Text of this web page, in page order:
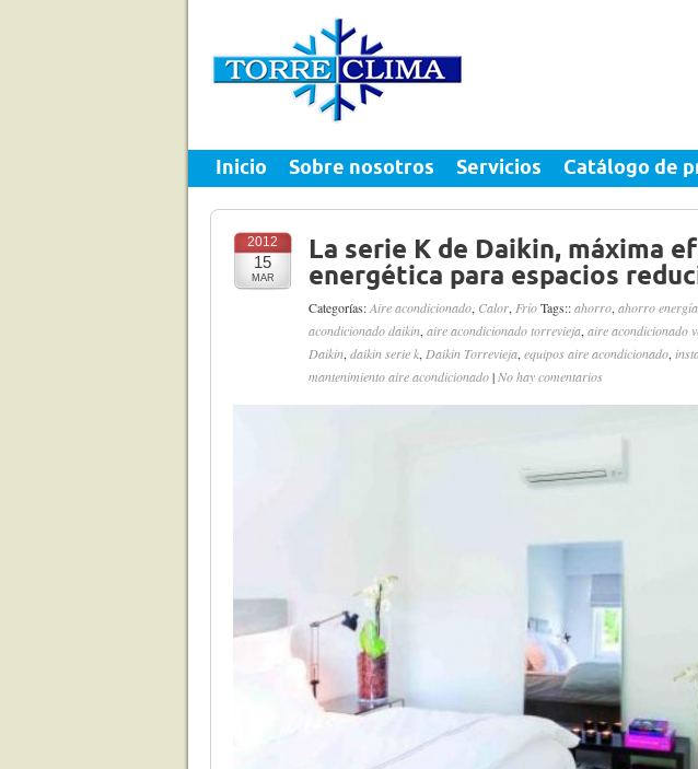
Inicio Sobre nosotros Servicios Catálogo de
2012
15
MAR
La serie K de Daikin, máxima
energética para espacios
Categorías:Aire acondicionado, Calor, FríoTags::ahorro, ahorro energía
acondicionado daikin, aire acondicionado torrevieja, aire acondicionado
Daikin, daikin serie k, Daikin Torrevieja, equipos aire acondicionado,
mantenimiento aire acondicionado| No hay comentarios